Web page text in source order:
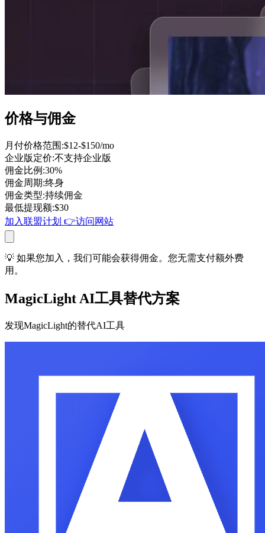
价格与佣金
月付价格范围 :$12-$150/mo
企业版定价:不支持企业版
佣金比例 :30%
佣金周期:终身
佣金类型:持续佣金
最低提现额:$30
加入联盟计划 👉访问网站
💡 如果您加入，我们可能会获得佣金。您无需支付额外费
用。
MagicLight AI工具替代方案
发现MagicLight的替代AI工具